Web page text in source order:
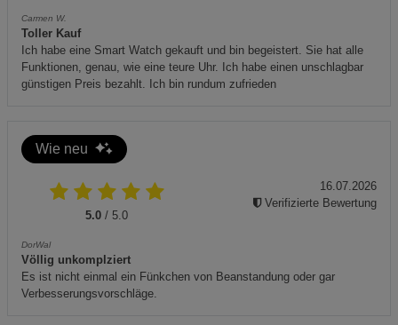
Carmen W.
Toller Kauf
Ich habe eine Smart Watch gekauft und bin begeistert. Sie hat alle
Funktionen, genau, wie eine teure Uhr. Ich habe einen unschlagbar
günstigen Preis bezahlt. Ich bin rundum zufrieden
Wie neu
5.0 / 5.0
DorWal
Völlig unkomplziert
Es ist nicht einmal ein Fünkchen von Beanstandung oder gar
Verbesserungsvorschläge.
16.07.2026
Verifizierte Bewertung